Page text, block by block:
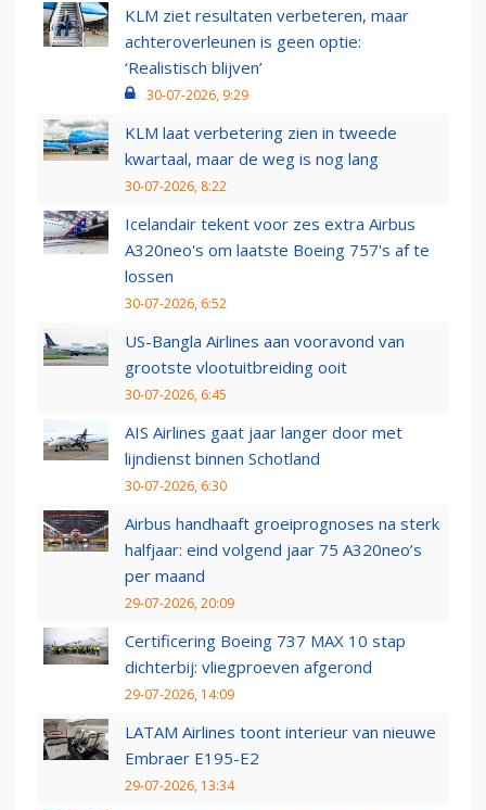
KLM ziet resultaten verbeteren, maar
achteroverleunen is geen optie:
‘Realistisch blijven’
30-07-2026, 9:29
KLM laat verbetering zien in tweede
kwartaal, maar de weg is nog lang
30-07-2026, 8:22
Icelandair tekent voor zes extra Airbus
A320neo's om laatste Boeing 757's af te
lossen
30-07-2026, 6:52
US-Bangla Airlines aan vooravond van
grootste vlootuitbreiding ooit
30-07-2026, 6:45
AIS Airlines gaat jaar langer door met
lijndienst binnen Schotland
30-07-2026, 6:30
Airbus handhaaft groeiprognoses na sterk
halfjaar: eind volgend jaar 75 A320neo’s
per maand
29-07-2026, 20:09
Certificering Boeing 737 MAX 10 stap
dichterbij: vliegproeven afgerond
29-07-2026, 14:09
LATAM Airlines toont interieur van nieuwe
Embraer E195-E2
29-07-2026, 13:34